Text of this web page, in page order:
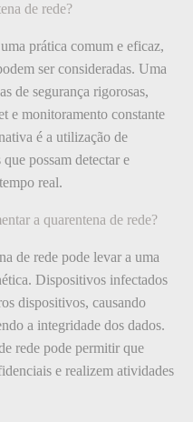
de rede?
prática comum e eficaz,
ser consideradas. Uma
de segurança rigorosas,
e monitoramento constante
é a utilização de
possam detectar e
real.
a quarentena de rede?
de rede pode levar a uma
Dispositivos infectados
dispositivos, causando
a integridade dos dados.
rede pode permitir que
e realizem atividades